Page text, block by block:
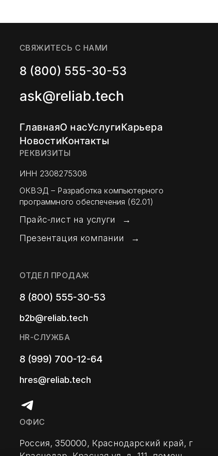
СВЯЖИТЕСЬ С НАМИ
8 (800) 555-30-53
ask@reliab.tech
ГлавнаяО насУслугиКарьера
НовостиКонтакты
РЕКВИЗИТЫ
ИНН 2308275308
ОКВЭД – Разработка компьютерного
программного обеспечения (62.01)
Прайс-лист на услуги
Презентация компании
ОТДЕЛ ПРОДАЖ
8 (800) 555-30-53
b2b@reliab.tech
HR-СЛУЖБА
8 (999) 700-12-64
hres@reliab.tech
ОФИС
Россия, 350000, Краснодарский край, г